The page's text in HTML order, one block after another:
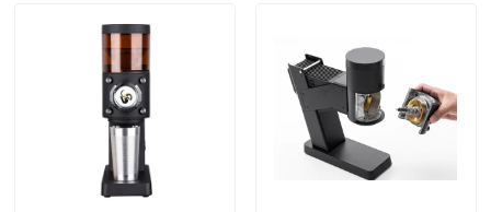
Produkte
VR Show
Über uns